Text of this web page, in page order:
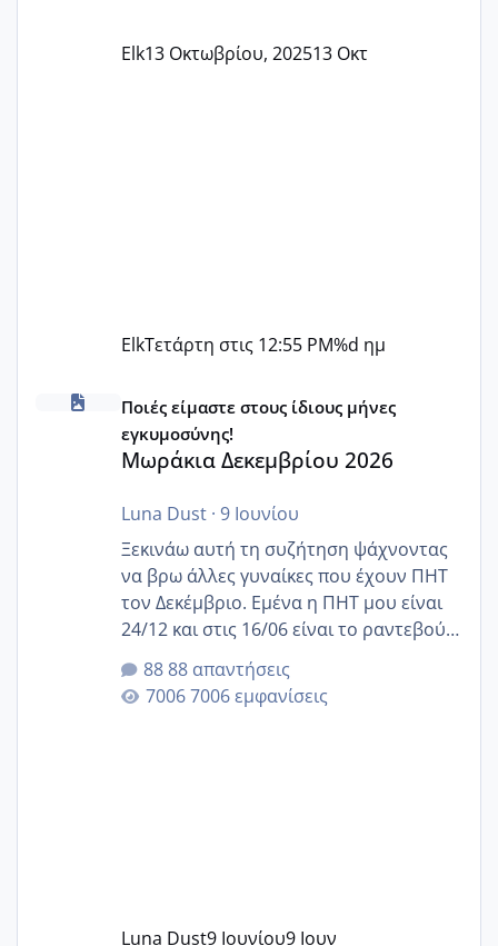
Elk13 Οκτωβρίου, 202513 Οκτ
ElkΤετάρτη στις 12:55 PM%d ημ
Μωράκια Δεκεμβρίου 2026
Ποιές είμαστε στους ίδιους μήνες
εγκυμοσύνης!
Μωράκια Δεκεμβρίου 2026
Luna Dust· 9 Ιουνίου
Ξεκινάω αυτή τη συζήτηση ψάχνοντας
να βρω άλλες γυναίκες που έχουν ΠΗΤ
τον Δεκέμβριο. Εμένα η ΠΗΤ μου είναι
24/12 και στις 16/06 είναι το ραντεβού
της αυχενικής διαφάνειας. Έχω αρκετό
άγχος και οι μέρες δεν φαίνεται να
περνάνε με τίποτα.
88 απαντήσεις
7006 εμφανίσεις
Luna Dust9 Ιουνίου9 Ιουν